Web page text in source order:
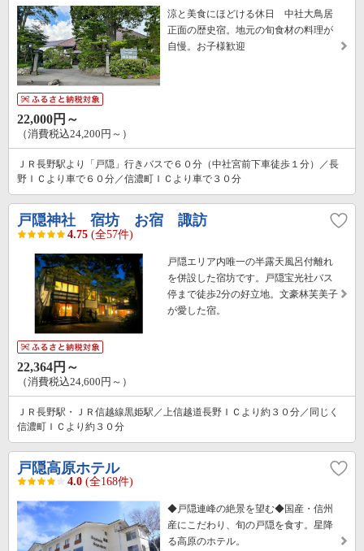
涼と美食にほどける休日 中社大鳥居
正面の歴史宿。地元の旬食材の料理が
自慢。お子様歓迎
22,000円～
（消費税込24,200円～）
ＪＲ長野駅より「戸隠」行きバスで６０分（中社宮前下車徒歩１分）／長
野ＩＣより車で６０分／信濃町ＩＣより車で３０分
戸隠神社 宿坊 お宿 諏訪
4.75 (全57件)
戸隠エリア内唯一の半露天風呂付離れ
を併設した宿坊です。戸隠宝光社バス
停まで徒歩2分の好立地。文豪林芙美子
が愛した宿。
22,364円～
（消費税込24,600円～）
ＪＲ長野駅・ＪＲ信越線黒姫駅／上信越道長野ＩＣより約３０分／同じく
信濃町ＩＣより約３０分
戸隠高原ホテル
4.0 (全168件)
◆戸隠連峰の絶景を望む◆国産・信州
産にこだわり、旬の戸隠を食す。星降
る高原のホテル。